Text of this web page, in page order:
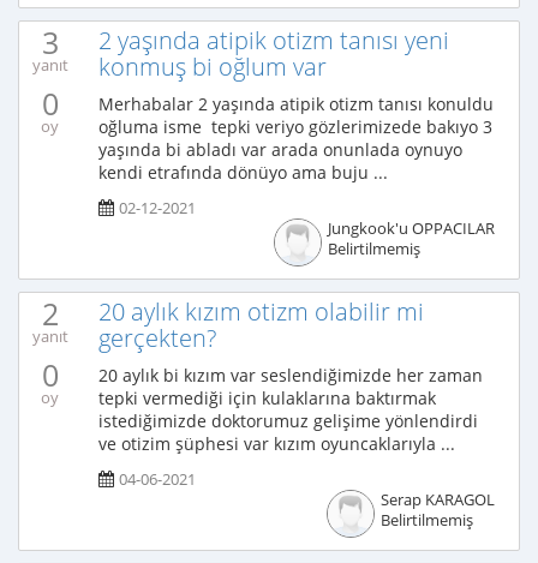
3
yanıt
0
oy
2 yaşında atipik otizm tanısı yeni
konmuş bi oğlum var
Merhabalar 2 yaşında atipik otizm tanısı konuldu
oğluma isme tepki veriyo gözlerimizede bakıyo 3
yaşında bi abladı var arada onunlada oynuyo
kendi etrafında dönüyo ama buju ...
02-12-2021
Jungkook'u OPPACILAR
Belirtilmemiş
2
yanıt
0
oy
20 aylık kızım otizm olabilir mi
gerçekten?
20 aylık bi kızım var seslendiğimizde her zaman
tepki vermediği için kulaklarına baktırmak
istediğimizde doktorumuz gelişime yönlendirdi
ve otizim şüphesi var kızım oyuncaklarıyla ...
04-06-2021
Serap KARAGOL
Belirtilmemiş